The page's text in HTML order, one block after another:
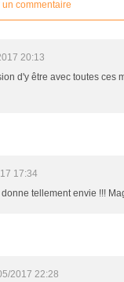
un commentaire
20:13
d'y être avec toutes ces
17:34
donne tellement envie !!!
2017 22:28